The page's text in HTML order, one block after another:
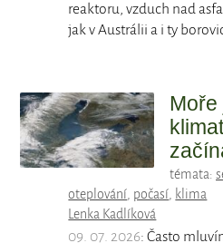
reaktoru, vzduch nad
jak v Austrálii a i ty
témata:
oteplování, počasí, klima
Lenka Kadlíková
09. 07. 2026: Často